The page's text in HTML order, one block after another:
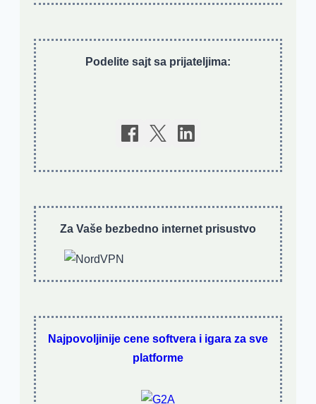
Podelite sajt sa prijateljima:
Za Vaše bezbedno internet prisustvo
Najpovoljinije cene softvera i igara za sve
platforme